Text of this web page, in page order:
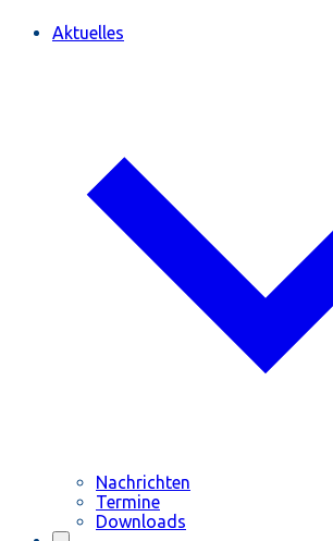
Aktuelles
Nachrichten
Termine
Downloads